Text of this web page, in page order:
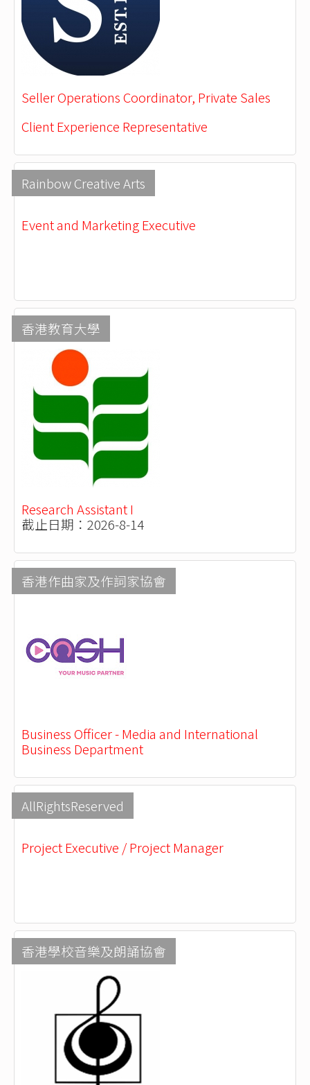
Seller Operations Coordinator, Private Sales
Client Experience Representative
Rainbow Creative Arts
Event and Marketing Executive
香港教育大學
Research Assistant I
截止日期：2026-8-14
香港作曲家及作詞家協會
Business Officer - Media and International
Business Department
AllRightsReserved
Project Executive / Project Manager
香港學校音樂及朗誦協會